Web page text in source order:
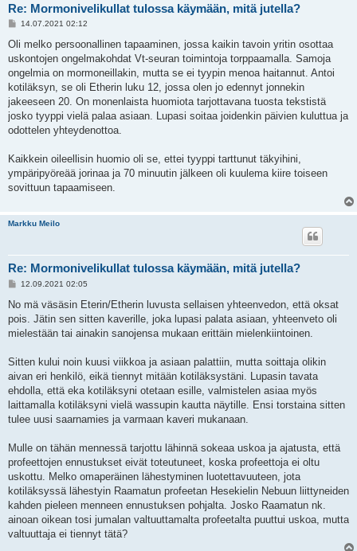
Re: Mormonivelikullat tulossa käymään, mitä jutella?
V
e
t
i
14.07.2021 02:12
Oli melko persoonallinen tapaaminen, jossa kaikin tavoin yritin osottaa
uskontojen ongelmakohdat Vt-seuran toimintoja torppaamalla. Samoja
ongelmia on mormoneillakin, mutta se ei tyypin menoa haitannut. Antoi
kotiläksyn, se oli Etherin luku 12, jossa olen jo edennyt jonnekin
jakeeseen 20. On monenlaista huomiota tarjottavana tuosta tekstistä
josko tyyppi vielä palaa asiaan. Lupasi soitaa joidenkin päivien kuluttua ja
odottelen yhteydenottoa.
Kaikkein oileellisin huomio oli se, ettei tyyppi tarttunut täkyihini,
ympäripyöreää jorinaa ja 70 minuutin jälkeen oli kuulema kiire toiseen
sovittuun tapaamiseen.
Markku Meilo
Re: Mormonivelikullat tulossa käymään, mitä jutella?
V
e
t
i
12.09.2021 02:05
No mä väsäsin Eterin/Etherin luvusta sellaisen yhteenvedon, että oksat
pois. Jätin sen sitten kaverille, joka lupasi palata asiaan, yhteenveto oli
mielestään tai ainakin sanojensa mukaan erittäin mielenkiintoinen.
Sitten kului noin kuusi viikkoa ja asiaan palattiin, mutta soittaja olikin
aivan eri henkilö, eikä tiennyt mitään kotiläksystäni. Lupasin tavata
ehdolla, että eka kotiläksyni otetaan esille, valmistelen asiaa myös
laittamalla kotiläksyni vielä wassupin kautta näytille. Ensi torstaina sitten
tulee uusi saarnamies ja varmaan kaveri mukanaan.
Mulle on tähän mennessä tarjottu lähinnä sokeaa uskoa ja ajatusta, että
profeettojen ennustukset eivät toteutuneet, koska profeettoja ei oltu
uskottu. Melko omaperäinen lähestyminen luotettavuuteen, jota
kotiläksyssä lähestyin Raamatun profeetan Hesekielin Nebuun liittyneiden
kahden pieleen menneen ennustuksen pohjalta. Josko Raamatun nk.
ainoan oikean tosi jumalan valtuuttamalta profeetalta puuttui uskoa, mutta
valtuuttaja ei tiennyt tätä?